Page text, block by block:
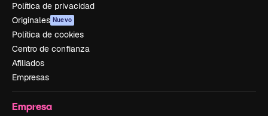
Política de privacidad
Originales Nuevo
Política de cookies
Centro de confianza
Afiliados
Empresas
Empresa